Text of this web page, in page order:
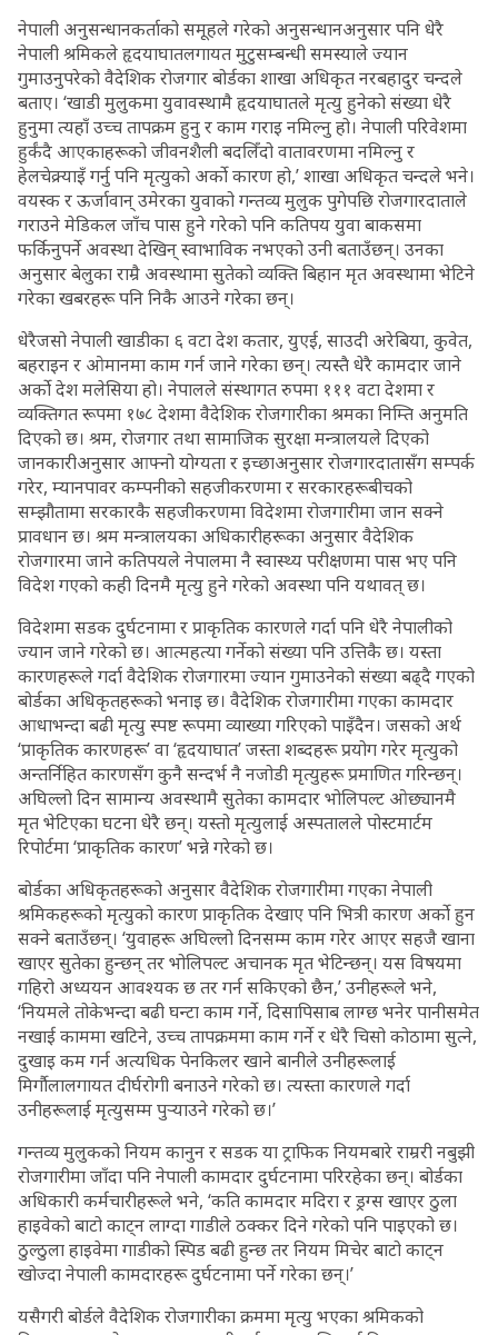
नेपाली अनुसन्धानकर्ताको समूहले गरेको अनुसन्धानअनुसार पनि धेरै
नेपाली श्रमिकले हृदयाघातलगायत मुटुसम्बन्धी समस्याले ज्यान
गुमाउनुपरेको वैदेशिक रोजगार बोर्डका शाखा अधिकृत नरबहादुर चन्दले
बताए। ‘खाडी मुलुकमा युवावस्थामै हृदयाघातले मृत्यु हुनेको संख्या धेरै
हुनुमा त्यहाँ उच्च तापक्रम हुनु र काम गराइ नमिल्नु हो। नेपाली परिवेशमा
हुर्कंदै आएकाहरूको जीवनशैली बदलिँदो वातावरणमा नमिल्नु र
हेलचेक्र्याइँ गर्नु पनि मृत्युको अर्को कारण हो,’ शाखा अधिकृत चन्दले भने।
वयस्क र ऊर्जावान् उमेरका युवाको गन्तव्य मुलुक पुगेपछि रोजगारदाताले
गराउने मेडिकल जाँच पास हुने गरेको पनि कतिपय युवा बाकसमा
फर्किनुपर्ने अवस्था देखिन् स्वाभाविक नभएको उनी बताउँछन्। उनका
अनुसार बेलुका राम्रै अवस्थामा सुतेको व्यक्ति बिहान मृत अवस्थामा भेटिने
गरेका खबरहरू पनि निकै आउने गरेका छन्।
धेरैजसो नेपाली खाडीका ६ वटा देश कतार, युएई, साउदी अरेबिया, कुवेत,
बहराइन र ओमानमा काम गर्न जाने गरेका छन्। त्यस्तै धेरै कामदार जाने
अर्को देश मलेसिया हो। नेपालले संस्थागत रुपमा १११ वटा देशमा र
व्यक्तिगत रूपमा १७८ देशमा वैदेशिक रोजगारीका श्रमका निम्ति अनुमति
दिएको छ। श्रम, रोजगार तथा सामाजिक सुरक्षा मन्त्रालयले दिएको
जानकारीअनुसार आफ्नो योग्यता र इच्छाअनुसार रोजगारदातासँग सम्पर्क
गरेर, म्यानपावर कम्पनीको सहजीकरणमा र सरकारहरूबीचको
सम्झौतामा सरकारकै सहजीकरणमा विदेशमा रोजगारीमा जान सक्ने
प्रावधान छ। श्रम मन्त्रालयका अधिकारीहरूका अनुसार वैदेशिक
रोजगारमा जाने कतिपयले नेपालमा नै स्वास्थ्य परीक्षणमा पास भए पनि
विदेश गएको कही दिनमै मृत्यु हुने गरेको अवस्था पनि यथावत् छ।
विदेशमा सडक दुर्घटनामा र प्राकृतिक कारणले गर्दा पनि धेरै नेपालीको
ज्यान जाने गरेको छ। आत्महत्या गर्नेको संख्या पनि उत्तिकै छ। यस्ता
कारणहरूले गर्दा वैदेशिक रोजगारमा ज्यान गुमाउनेको संख्या बढ्दै गएको
बोर्डका अधिकृतहरूको भनाइ छ। वैदेशिक रोजगारीमा गएका कामदार
आधाभन्दा बढी मृत्यु स्पष्ट रूपमा व्याख्या गरिएको पाइँदैन। जसको अर्थ
‘प्राकृतिक कारणहरू’ वा ‘हृदयाघात’ जस्ता शब्दहरू प्रयोग गरेर मृत्युको
अन्तर्निहित कारणसँग कुनै सन्दर्भ नै नजोडी मृत्युहरू प्रमाणित गरिन्छन्।
अघिल्लो दिन सामान्य अवस्थामै सुतेका कामदार भोलिपल्ट ओछ्यानमै
मृत भेटिएका घटना धेरै छन्। यस्तो मृत्युलाई अस्पतालले पोस्टमार्टम
रिपोर्टमा ‘प्राकृतिक कारण’ भन्ने गरेको छ।
बोर्डका अधिकृतहरूको अनुसार वैदेशिक रोजगारीमा गएका नेपाली
श्रमिकहरूको मृत्युको कारण प्राकृतिक देखाए पनि भित्री कारण अर्को हुन
सक्ने बताउँछन्। ‘युवाहरू अघिल्लो दिनसम्म काम गरेर आएर सहजै खाना
खाएर सुतेका हुन्छन् तर भोलिपल्ट अचानक मृत भेटिन्छन्। यस विषयमा
गहिरो अध्ययन आवश्यक छ तर गर्न सकिएको छैन,’ उनीहरूले भने,
‘नियमले तोकेभन्दा बढी घन्टा काम गर्ने, दिसापिसाब लाग्छ भनेर पानीसमेत
नखाई काममा खटिने, उच्च तापक्रममा काम गर्ने र धेरै चिसो कोठामा सुत्ने,
दुखाइ कम गर्न अत्यधिक पेनकिलर खाने बानीले उनीहरूलाई
मिर्गौलालगायत दीर्घरोगी बनाउने गरेको छ। त्यस्ता कारणले गर्दा
उनीहरूलाई मृत्युसम्म पुर्‍याउने गरेको छ।’
गन्तव्य मुलुकको नियम कानुन र सडक या ट्राफिक नियमबारे राम्ररी नबुझी
रोजगारीमा जाँदा पनि नेपाली कामदार दुर्घटनामा परिरहेका छन्। बोर्डका
अधिकारी कर्मचारीहरूले भने, ‘कति कामदार मदिरा र ड्रग्स खाएर ठुला
हाइवेको बाटो काट्न लाग्दा गाडीले ठक्कर दिने गरेको पनि पाइएको छ।
ठुल्ठुला हाइवेमा गाडीको स्पिड बढी हुन्छ तर नियम मिचेर बाटो काट्न
खोज्दा नेपाली कामदारहरू दुर्घटनामा पर्ने गरेका छन्।’
यसैगरी बोर्डले वैदेशिक रोजगारीका क्रममा मृत्यु भएका श्रमिकको